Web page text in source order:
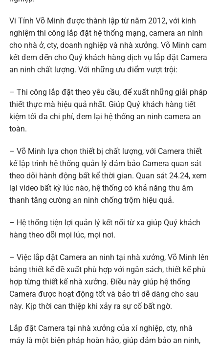
Vi Tính Võ Minh được thành lập từ năm 2012, với kinh
nghiệm thi công lắp đặt hệ thống mạng, camera an ninh
cho nhà ở, cty, doanh nghiệp và nhà xưởng. Võ Minh cam
kết đem đến cho Quý khách hàng dịch vụ lắp đặt Camera
an ninh chất lượng. Với những ưu điểm vượt trội:
– Thi công lắp đặt theo yêu cầu, để xuất những giải pháp
thiết thực mà hiệu quả nhất. Giúp Quý khách hàng tiết
kiệm tối đa chi phí, đem lại hệ thống an ninh camera an
toàn.
– Võ Minh lựa chọn thiết bị chất lượng, với Camera thiết
kế lập trình hệ thống quản lý đảm bảo Camera quan sát
theo dõi hành động bất kể thời gian. Quan sát 24.24, xem
lại video bất kỳ lúc nào, hệ thống có khả năng thu âm
thanh tăng cường an ninh chống trộm hiệu quả.
– Hệ thống tiện lợi quản lý kết nối từ xa giúp Quý khách
hàng theo dõi mọi lúc, mọi nơi.
– Việc lắp đặt Camera an ninh tại nhà xưởng, Võ Minh lên
bảng thiết kế đề xuất phù hợp với ngân sách, thiết kế phù
hợp từng thiết kế nhà xưởng. Điều này giúp hệ thống
Camera được hoạt động tốt và bảo trì dễ dàng cho sau
này. Kịp thời can thiệp khi xảy ra sự cố bất ngờ.
Lắp đặt Camera tại nhà xưởng của xí nghiệp, cty, nhà
máy là một biện pháp hoàn hảo, giúp đảm bảo an ninh,